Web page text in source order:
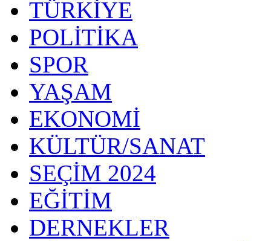
TÜRKİYE
POLİTİKA
SPOR
YAŞAM
EKONOMİ
KÜLTÜR/SANAT
SEÇİM 2024
EĞİTİM
DERNEKLER